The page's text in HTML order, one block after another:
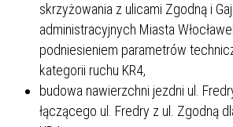
skrzyżowania z ulicami Zgodną i
administracyjnych Miasta
podniesieniem parametrów
kategorii ruchu KR4,
budowa nawierzchni jezdni ul.
łączącego ul. Fredry z ul. Zgodną